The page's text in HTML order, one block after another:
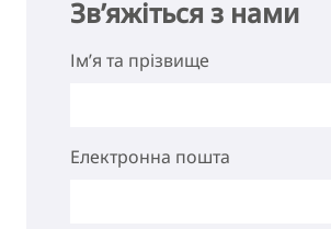
Зв’яжіться з нами
Ім’я та прізвище
Електронна пошта